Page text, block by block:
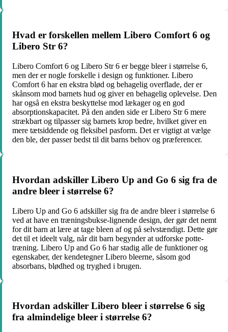
Hvad er forskellen mellem Libero Comfort 6 og
Libero Str 6?
Libero Comfort 6 og Libero Str 6 er begge bleer i størrelse 6,
men der er nogle forskelle i design og funktioner. Libero
Comfort 6 har en ekstra blød og behagelig overflade, der er
skånsom mod barnets hud og giver en behagelig oplevelse. Den
har også en ekstra beskyttelse mod lækager og en god
absorptionskapacitet. På den anden side er Libero Str 6 mere
strækbart og tilpasser sig barnets krop bedre, hvilket giver en
mere tætsiddende og fleksibel pasform. Det er vigtigt at vælge
den ble, der passer bedst til dit barns behov og præferencer.
Hvordan adskiller Libero Up and Go 6 sig fra de
andre bleer i størrelse 6?
Libero Up and Go 6 adskiller sig fra de andre bleer i størrelse 6
ved at have en træningsbukse-lignende design, der gør det nemt
for dit barn at lære at tage bleen af og på selvstændigt. Dette gør
det til et ideelt valg, når dit barn begynder at udforske potte-
træning. Libero Up and Go 6 har stadig alle de funktioner og
egenskaber, der kendetegner Libero bleerne, såsom god
absorbans, blødhed og tryghed i brugen.
Hvordan adskiller Libero bleer i størrelse 6 sig
fra almindelige bleer i størrelse 6?